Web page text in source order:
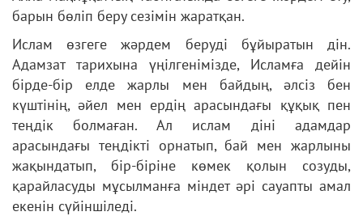
барын бөліп беру сезімін жаратқан.
Ислам өзгеге жәрдем беруді бұйыратын дін.
Адамзат тарихына үңілгенімізде, Исламға дейін
бірде-бір елде жарлы мен байдың, әлсіз бен
күштінің, әйел мен ердің арасындағы құқық пен
теңдік болмаған. Ал ислам діні адамдар
арасындағы теңдікті орнатып, бай мен жарлыны
жақындатып, бір-біріне көмек қолын созуды,
қарайласуды мұсылманға міндет әрі сауапты амал
екенін сүйіншіледі.